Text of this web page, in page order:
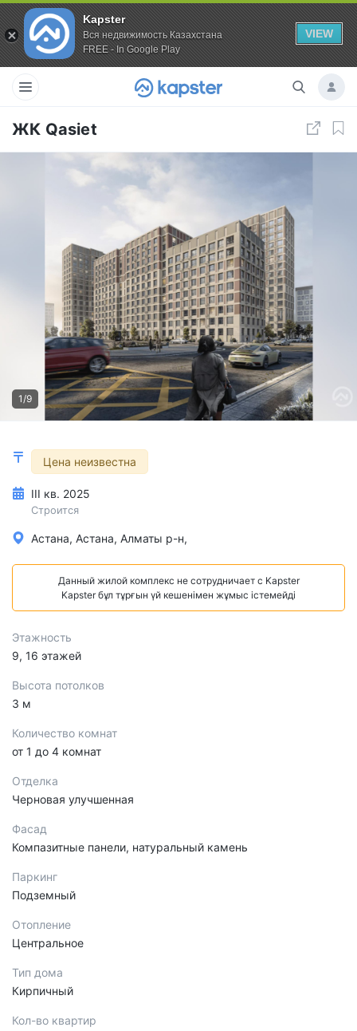
Kapster
Вся недвижимость Казахстана
FREE - In Google Play
VIEW
ЖК Qasiet
1/9
Цена неизвестна
III кв. 2025
Строится
Астана, Астана, Алматы р-н,
Данный жилой комплекс не сотрудничает с Kapster
Kapster бұл тұрғын үй кешенімен жұмыс істемейді
Этажность
9, 16 этажей
Высота потолков
3 м
Количество комнат
от 1 до 4 комнат
Отделка
Черновая улучшенная
Фасад
Компазитные панели, натуральный камень
Паркинг
Подземный
Отопление
Центральное
Тип дома
Кирпичный
Кол-во квартир